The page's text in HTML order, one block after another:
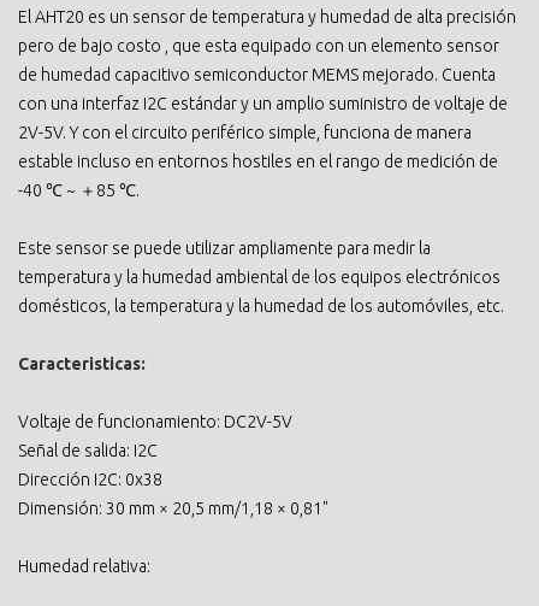
El AHT20 es un sensor de temperatura y humedad de alta precisión
pero de bajo costo , que esta equipado con un elemento sensor
de humedad capacitivo semiconductor MEMS mejorado. Cuenta
con una interfaz I2C estándar y un amplio suministro de voltaje de
2V-5V. Y con el circuito periférico simple, funciona de manera
estable incluso en entornos hostiles en el rango de medición de
-40 ℃ ~ ＋85 ℃.
Este sensor se puede utilizar ampliamente para medir la
temperatura y la humedad ambiental de los equipos electrónicos
domésticos, la temperatura y la humedad de los automóviles, etc.
Caracteristicas:
Voltaje de funcionamiento: DC2V-5V
Señal de salida: I2C
Dirección I2C: 0x38
Dimensión: 30 mm × 20,5 mm/1,18 × 0,81"
Humedad relativa: